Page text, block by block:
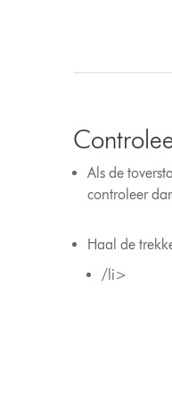
Als de
controleer
Haal de
/li>